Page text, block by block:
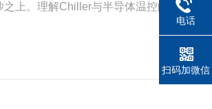
上。理解Chiller与半导体温控的关系，
电话
扫码加微信